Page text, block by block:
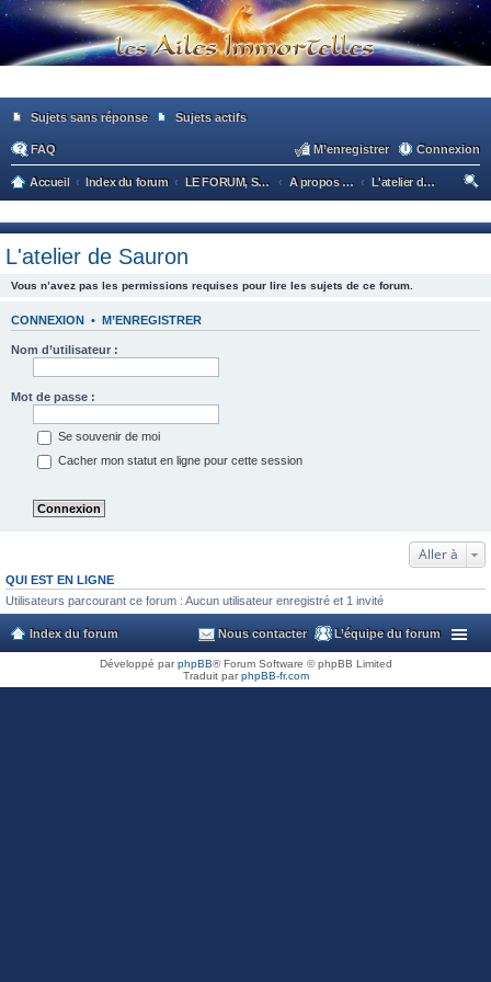
Sujets sans réponse Sujets actifs
FAQ Connexion
M’enregistrer
Accueil Index du forum LE FORUM, SA VIE, SES MEMBRES A propos du forum
L'atelier de Sauron
he
L'atelier de Sauron
Vous n’avez pas les permissions requises pour lire les sujets de ce forum.
CONNEXION • M’ENREGISTRER
Nom d’utilisateur :
Mot de passe :
Se souvenir de moi
Cacher mon statut en ligne pour cette session
Aller à
QUI EST EN LIGNE
Utilisateurs parcourant ce forum : Aucun utilisateur enregistré et 1 invité
Index du forum L’équipe du forum
Nous contacter
Développé parphpBB® Forum Software © phpBB Limited
Traduit parphpBB-fr.com